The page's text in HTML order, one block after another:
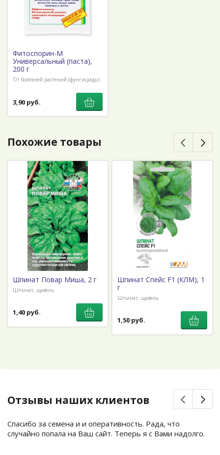
Фитоспорин-М
Универсальный (паста),
200 г
От болезней растений (фунгициды)
3,90 руб.
Похожие товары
Шпинат Повар Миша, 2 г
Шпинат, щавель
1,40 руб.
Шпинат Спейс F1 (КЛМ), 1
г
Шпинат, щавель
1,50 руб.
Отзывы наших клиентов
Спасибо за семена и и оперативность. Рада, что
случайно попала на Ваш сайт. Теперь я с Вами надолго.